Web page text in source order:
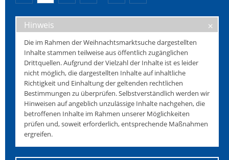
Hinweis
Die im Rahmen der Weihnachtsmarktsuche dargestellten
Inhalte stammen teilweise aus öffentlich zugänglichen
Drittquellen. Aufgrund der Vielzahl der Inhalte ist es leider
nicht möglich, die dargestellten Inhalte auf inhaltliche
Richtigkeit und Einhaltung der geltenden rechtlichen
Bestimmungen zu überprüfen. Selbstverständlich werden wir
Hinweisen auf angeblich unzulässige Inhalte nachgehen, die
betroffenen Inhalte im Rahmen unserer Möglichkeiten
prüfen und, soweit erforderlich, entsprechende Maßnahmen
ergreifen.